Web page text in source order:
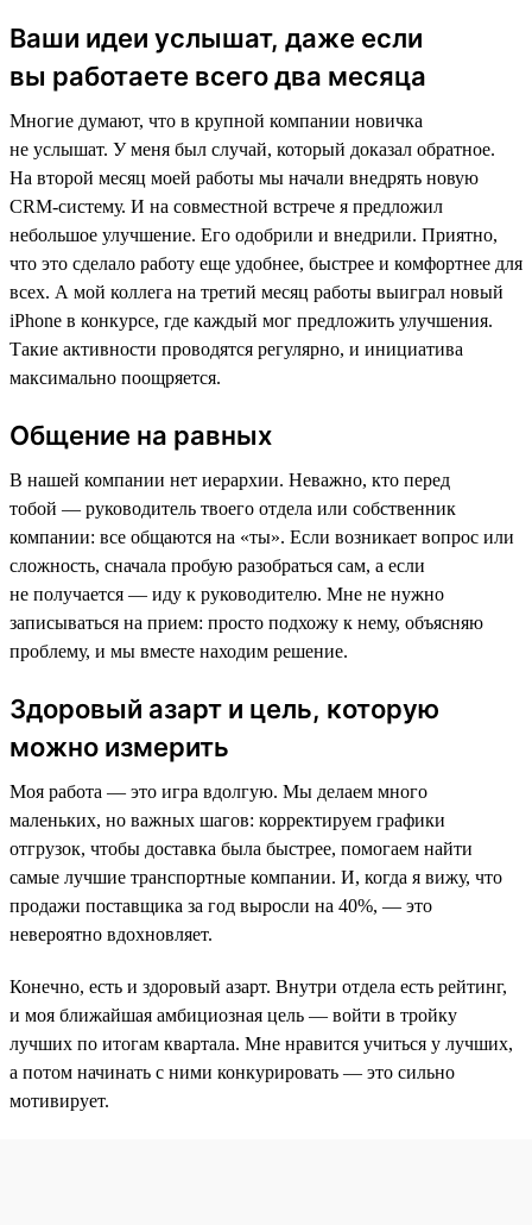
Ваши идеи услышат, даже если
вы работаете всего два месяца
Многие думают, что в крупной компании новичка
не услышат. У меня был случай, который доказал обратное.
На второй месяц моей работы мы начали внедрять новую
CRM-систему. И на совместной встрече я предложил
небольшое улучшение. Его одобрили и внедрили. Приятно,
что это сделало работу еще удобнее, быстрее и комфортнее для
всех. А мой коллега на третий месяц работы выиграл новый
iPhone в конкурсе, где каждый мог предложить улучшения.
Такие активности проводятся регулярно, и инициатива
максимально поощряется.
Общение на равных
В нашей компании нет иерархии. Неважно, кто перед
тобой — руководитель твоего отдела или собственник
компании: все общаются на «ты». Если возникает вопрос или
сложность, сначала пробую разобраться сам, а если
не получается — иду к руководителю. Мне не нужно
записываться на прием: просто подхожу к нему, объясняю
проблему, и мы вместе находим решение.
Здоровый азарт и цель, которую
можно измерить
Моя работа — это игра вдолгую. Мы делаем много
маленьких, но важных шагов: корректируем графики
отгрузок, чтобы доставка была быстрее, помогаем найти
самые лучшие транспортные компании. И, когда я вижу, что
продажи поставщика за год выросли на 40%, — это
невероятно вдохновляет.
Конечно, есть и здоровый азарт. Внутри отдела есть рейтинг,
и моя ближайшая амбициозная цель — войти в тройку
лучших по итогам квартала. Мне нравится учиться у лучших,
а потом начинать с ними конкурировать — это сильно
мотивирует.